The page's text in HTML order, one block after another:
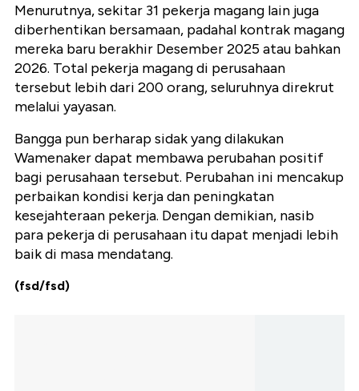
Menurutnya, sekitar 31 pekerja magang lain juga
diberhentikan bersamaan, padahal kontrak magang
mereka baru berakhir Desember 2025 atau bahkan
2026. Total pekerja magang di perusahaan
tersebut lebih dari 200 orang, seluruhnya direkrut
melalui yayasan.
Bangga pun berharap sidak yang dilakukan
Wamenaker dapat membawa perubahan positif
bagi perusahaan tersebut. Perubahan ini mencakup
perbaikan kondisi kerja dan peningkatan
kesejahteraan pekerja. Dengan demikian, nasib
para pekerja di perusahaan itu dapat menjadi lebih
baik di masa mendatang.
(fsd/fsd)